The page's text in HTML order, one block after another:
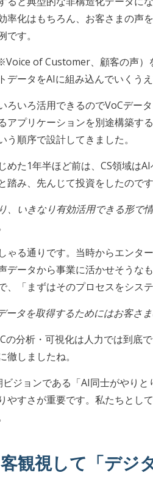
率化はもちろん、お客さまの声
です。
of Customer、顧客の声）
データをAIに組み込んでいくう
ろいろ活用できるのでVoCデー
アプリケーションを別途構築す
う順序で設計してきました。
めた1年半ほど前は、CS領域は
踏み、先んじて投資をしたのです
、いきなり有効活用できる形で
ゃる通りです。当時からエンタ
データから事業に活かせそうな
、「まずはそのプロセスをシス
ータを取得するためにはお客さ
の分析・可視化は人力では到底
徹しましたね。
ジョンである「AI同士がやり
やすさが重要です。私たちとし
観視して「デジ